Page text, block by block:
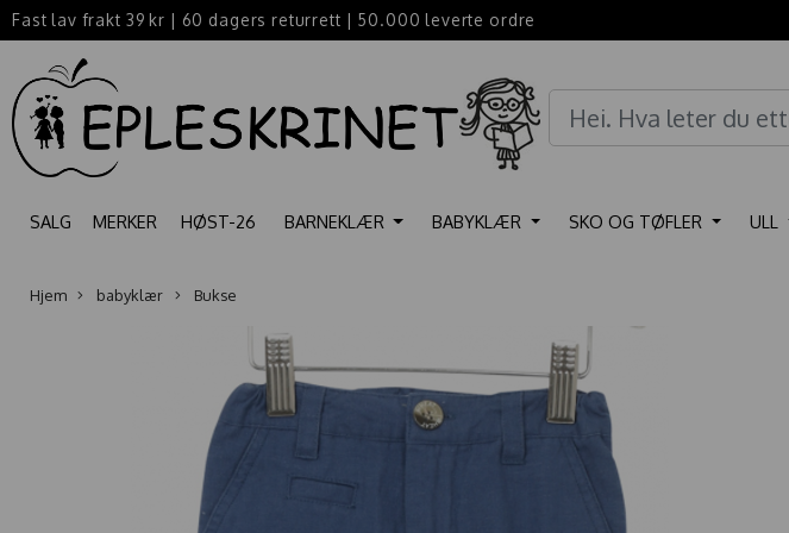
Fast lav frakt 39 kr | 60 dagers returrett | 50.000 leverte ordre
SALG MERKER HØST-26 BARNEKLÆR BABYKLÆR SKO OG TØFLER ULL
Hjem babyklær Bukse